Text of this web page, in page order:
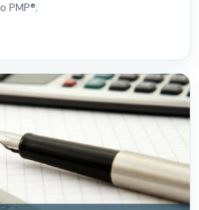
PMP®.